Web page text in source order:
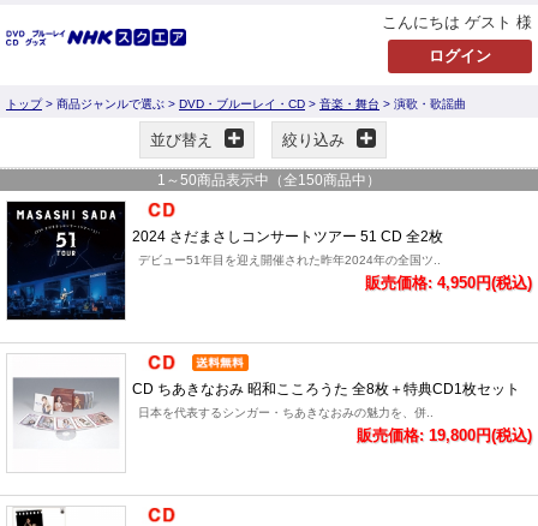
こんにちは ゲスト 様
トップ> 商品ジャンルで選ぶ > DVD・ブルーレイ・CD > 音楽・舞台 > 演歌・歌謡曲
並び替え 絞り込み
1 ～ 50商品表示中（全150商品中）
2024 さだまさしコンサートツアー 51 CD 全2枚
デビュー51年目を迎え開催された昨年2024年の全国ツ..
販売価格: 4,950円(税込)
CD ちあきなおみ 昭和こころうた 全8枚＋特典CD1枚セット
日本を代表するシンガー・ちあきなおみの魅力を、併..
販売価格: 19,800円(税込)